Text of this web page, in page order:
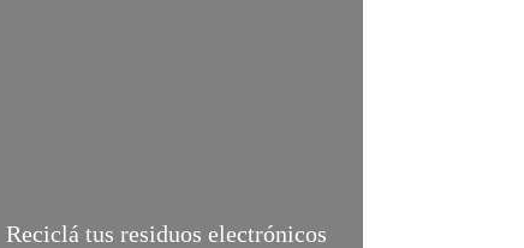
Reciclá tus residuos electrónicos